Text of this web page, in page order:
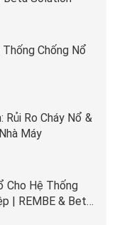
Chống Nổ
Rủi Ro Cháy Nổ &
Máy
Cho Hệ Thống
| REMBE & Beta